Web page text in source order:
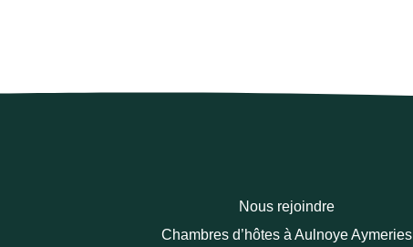
Nous rejoindre
Chambres d’hôtes à Aulnoye Aymeries